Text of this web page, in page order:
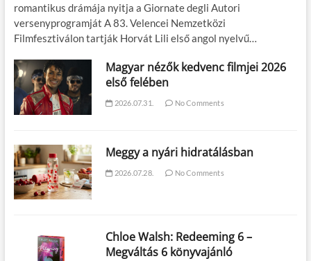
romantikus drámája nyitja a Giornate degli Autori
versenyprogramját A 83. Velencei Nemzetközi
Filmfesztiválon tartják Horvát Lili első angol nyelvű…
Magyar nézők kedvenc filmjei 2026
első felében
2026.07.31. No Comments
Meggy a nyári hidratálásban
2026.07.28. No Comments
Chloe Walsh: Redeeming 6 –
Megváltás 6 könyvajánló